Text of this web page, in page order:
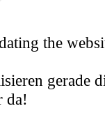
the
gerade
da!